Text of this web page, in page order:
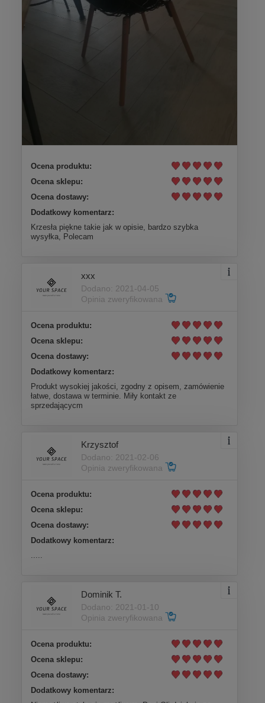
Ocena produktu:
Ocena sklepu:
Ocena dostawy:
Dodatkowy komentarz:
Krzesła piękne takie jak w opisie, bardzo szybka
wysyłka, Polecam
xxx
Dodano: 2021-04-05
Opinia zweryfikowana
Ocena produktu:
Ocena sklepu:
Ocena dostawy:
Dodatkowy komentarz:
Produkt wysokiej jakości, zgodny z opisem, zamówienie
łatwe, dostawa w terminie. Miły kontakt ze
sprzedającycm
Krzysztof
Dodano: 2021-02-06
Opinia zweryfikowana
Ocena produktu:
Ocena sklepu:
Ocena dostawy:
Dodatkowy komentarz:
Dominik T.
Dodano: 2021-01-10
Opinia zweryfikowana
Ocena produktu:
Ocena sklepu:
Ocena dostawy:
Dodatkowy komentarz: